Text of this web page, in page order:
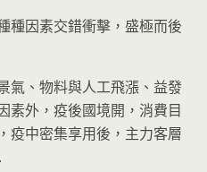
種因素交錯衝擊，盛極而後
氣、物料與人工飛漲、益發
素外，疫後國境開，消費目
疫中密集享用後，主力客層